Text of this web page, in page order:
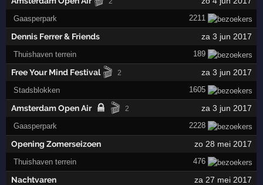
Gaasperpark 2211
Dennis Ferrer & Friends za 3 jun 2017
Thuishaven terrein 189
Free Your Mind Festival 🎬 2 za 3 jun 2017
Stadsblokken 1605
Amsterdam Open Air 🎬 2 za 3 jun 2017
Gaasperpark 2228
Opening Zomerseizoen zo 28 mei 2017
Thuishaven terrein 476
Nachtvaren za 27 mei 2017